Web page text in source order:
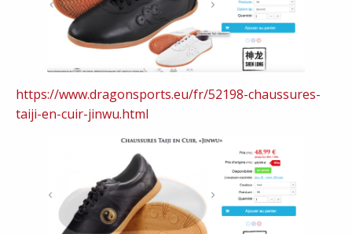
https://www.dragonsports.eu/fr/52198-chaussures-
taiji-en-cuir-jinwu.html